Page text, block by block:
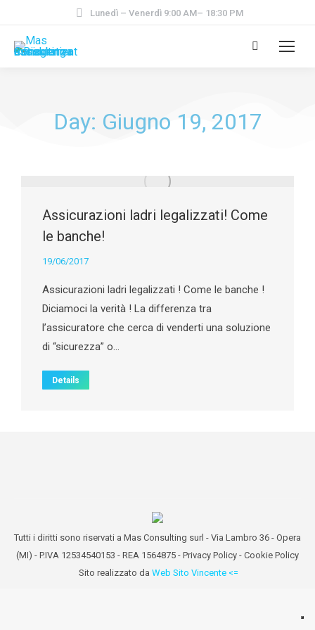
Lunedì – Venerdì 9:00 AM– 18:30 PM
Day: Giugno 19, 2017
Assicurazioni ladri legalizzati! Come
le banche!
19/06/2017
Assicurazioni ladri legalizzati ! Come le banche !
Diciamoci la verità ! La differenza tra
l’assicuratore che cerca di venderti una soluzione
di “sicurezza” o…
Details
Tutti i diritti sono riservati a Mas Consulting surl - Via Lambro 36 - Opera
(MI) - P.IVA 12534540153 - REA 1564875 - Privacy Policy - Cookie Policy
Sito realizzato da Web Sito Vincente <=